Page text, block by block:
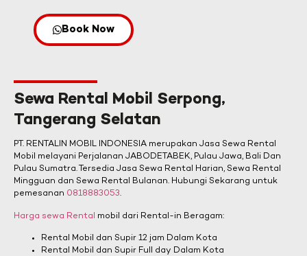
Book Now
Sewa Rental Mobil Serpong,
Tangerang Selatan
PT. RENTALIN MOBIL INDONESIA merupakan Jasa Sewa Rental
Mobil melayani Perjalanan JABODETABEK, Pulau Jawa, Bali Dan
Pulau Sumatra. Tersedia Jasa Sewa Rental Harian, Sewa Rental
Mingguan dan Sewa Rental Bulanan. Hubungi Sekarang untuk
pemesanan 0818883053.
Harga sewa Rental mobil dari Rental-in Beragam:
Rental Mobil dan Supir 12 jam Dalam Kota
Rental Mobil dan Supir Full day Dalam Kota